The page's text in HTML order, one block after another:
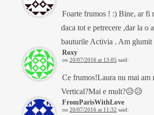
Foarte frumos ! :) Bine, ar fi
daca tot e petrecere ,dar la o
bauturile Activia . Am glumit
Roxy
on 20/07/2016 at 13:05 said:
Ce frumos!Laura nu mai am
Vertical?Mai e mult?😥😥
FromParisWithLove
on 20/07/2016 at 11:32 said: